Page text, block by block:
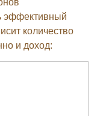
эффективный
количество
и доход: